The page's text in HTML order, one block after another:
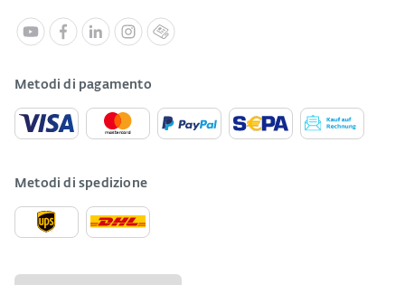
Metodi di pagamento
Metodi di spedizione